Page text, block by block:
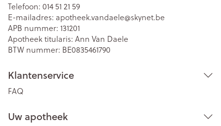
Telefoon: 014 51 21 59
E-mailadres: apotheek.vandaele@skynet.be
APB nummer: 131201
Apotheek titularis: Ann Van Daele
BTW nummer: BE0835461790
Klantenservice
FAQ
Uw apotheek